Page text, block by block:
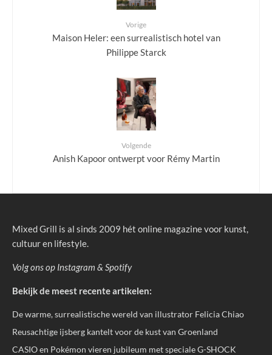
Vorige
Maison Heler: een surrealistisch hotel van
Philippe Starck
Volgende
Anish Kapoor ontwerpt voor Rémy Martin
Mixed Grill is al sinds 2009 hét online magazine voor kunst,
cultuur en lifestyle.
Volg ons op Instagram & Spotify
Bekijk de meest recente artikelen:
De warme, surrealistische wereld van illustrator Felicia Chiao
Reusachtige ijsberg kantelt voor de kust van Groenland
CASIO en Pokémon vieren jubileum met speciale G-SHOCK